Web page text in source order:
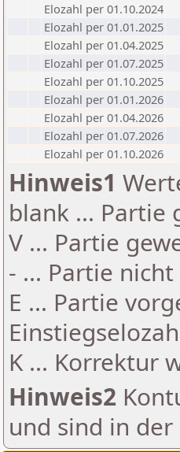
Elozahl per 01.10.2024
Elozahl per 01.01.2025
Elozahl per 01.04.2025
Elozahl per 01.07.2025
Elozahl per 01.10.2025
Elozahl per 01.01.2026
Elozahl per 01.04.2026
Elozahl per 01.07.2026
Elozahl per 01.10.2026
Hinweis1
blank ... Partie
V ... Partie
- ... Partie
E ... Partie
K ... Korrektur
Hinweis2
und sind in